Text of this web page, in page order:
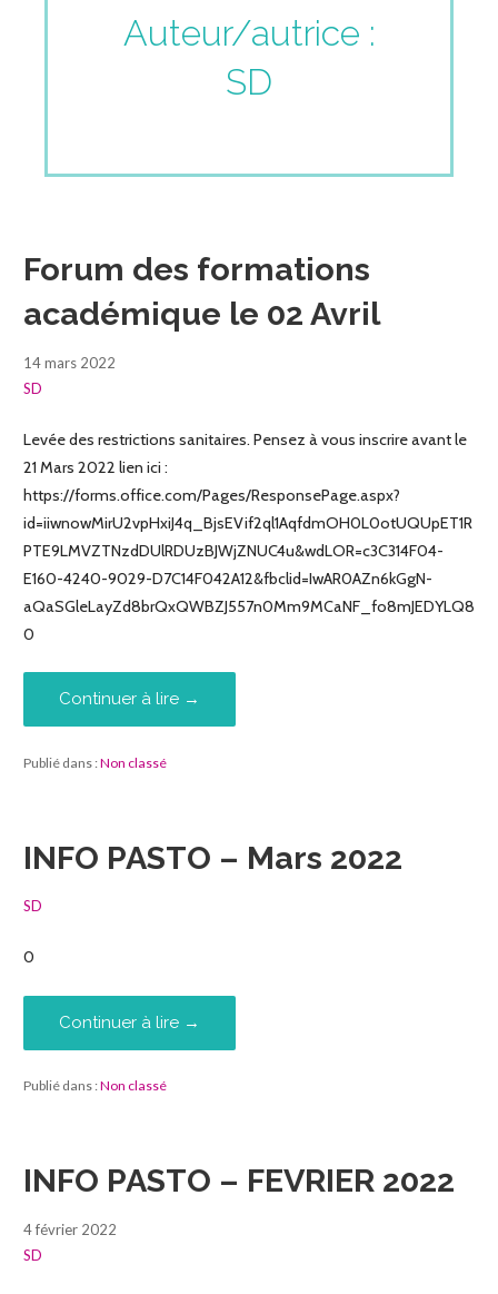
Auteur/autrice :
SD
Forum des formations
académique le 02 Avril
14 mars 2022
SD
Levée des restrictions sanitaires. Pensez à vous inscrire avant le
21 Mars 2022 lien ici :
https://forms.office.com/Pages/ResponsePage.aspx?
id=iiwnowMirU2vpHxiJ4q_BjsEVif2ql1AqfdmOH0L0otUQUpET1R
PTE9LMVZTNzdDUlRDUzBJWjZNUC4u&wdLOR=c3C314F04-
E160-4240-9029-D7C14F042A12&fbclid=IwAR0AZn6kGgN-
aQaSGleLayZd8brQxQWBZJ557n0Mm9MCaNF_fo8mJEDYLQ8
0
Continuer à lire →
Publié dans :Non classé
INFO PASTO – Mars 2022
SD
0
Continuer à lire →
Publié dans :Non classé
INFO PASTO – FEVRIER 2022
4 février 2022
SD